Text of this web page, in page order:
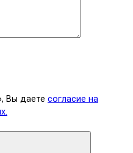
Вы даете согласие на